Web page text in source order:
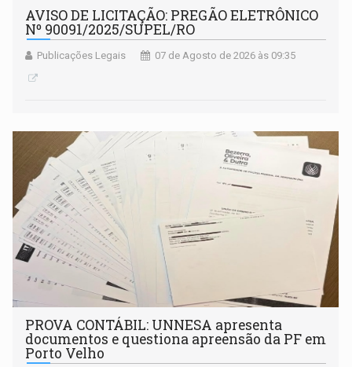
AVISO DE LICITAÇÃO: PREGÃO ELETRÔNICO
Nº 90091/2025/SUPEL/RO
Publicações Legais 07 de Agosto de 2026 às 09:35
PROVA CONTÁBIL: UNNESA apresenta
documentos e questiona apreensão da PF em
Porto Velho